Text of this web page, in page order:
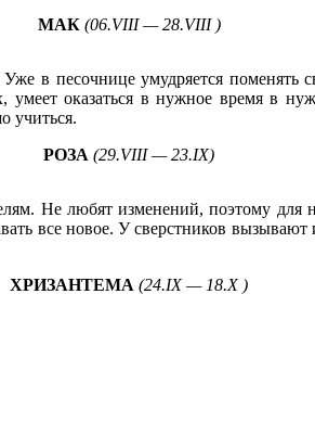
МАК (06.VIII — 28.VIII )
в песочнице умудряется поменять
оказаться в нужное время в
учиться.
РОЗА (29.VIII — 23.IX)
Не любят изменений, поэтому
все новое. У сверстников
ХРИЗАНТЕМА (24.IX — 18.X )